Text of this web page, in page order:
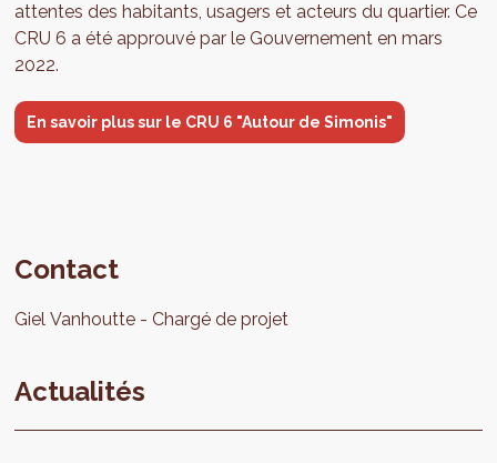
attentes des habitants, usagers et acteurs du quartier. Ce
CRU 6 a été approuvé par le Gouvernement en mars
2022.
En savoir plus sur le CRU 6 "Autour de Simonis"
Contact
Giel Vanhoutte Chargé de projet
Actualités